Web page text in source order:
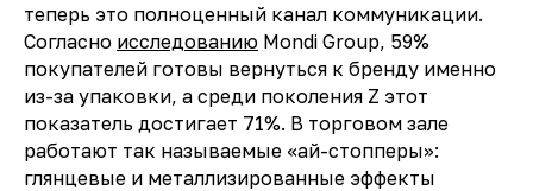
теперь это полноценный канал коммуникации.
Согласно исследованию Mondi Group, 59%
покупателей готовы вернуться к бренду именно
из-за упаковки, а среди поколения Z этот
показатель достигает 71%. В торговом зале
работают так называемые «ай-стопперы»:
глянцевые и металлизированные эффекты